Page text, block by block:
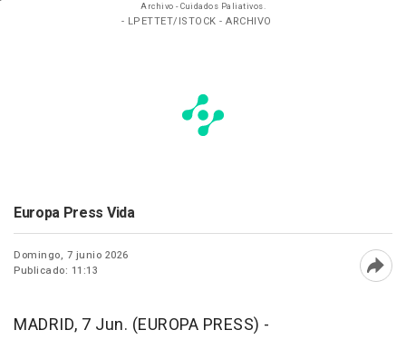
Archivo - Cuidados Paliativos.
- LPETTET/ISTOCK - ARCHIVO
Europa Press Vida
Domingo, 7 junio 2026
Publicado: 11:13
MADRID, 7 Jun. (EUROPA PRESS) -